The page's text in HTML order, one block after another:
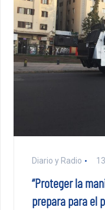
Diario y Radio
“Proteger la
prepara para el